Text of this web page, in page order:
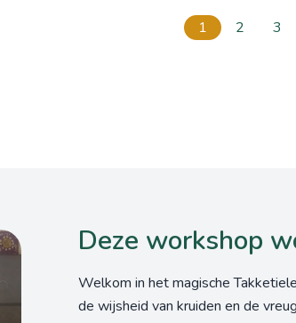
1 2 3
Deze workshop
Welkom in het magische
de wijsheid van kruiden en de